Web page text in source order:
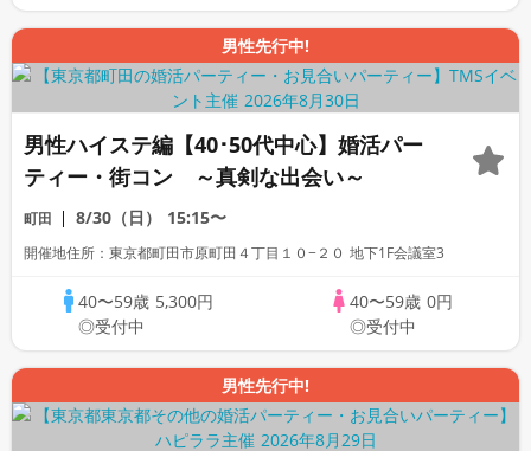
男性先行中!
男性ハイステ編【40･50代中心】婚活パー
ティー・街コン ～真剣な出会い～
町田 8/30（日） 15:15〜
開催地住所：東京都町田市原町田４丁目１０−２０ 地下1F会議室3
40〜59歳 5,300円
◎受付中
40〜59歳 0円
◎受付中
男性先行中!